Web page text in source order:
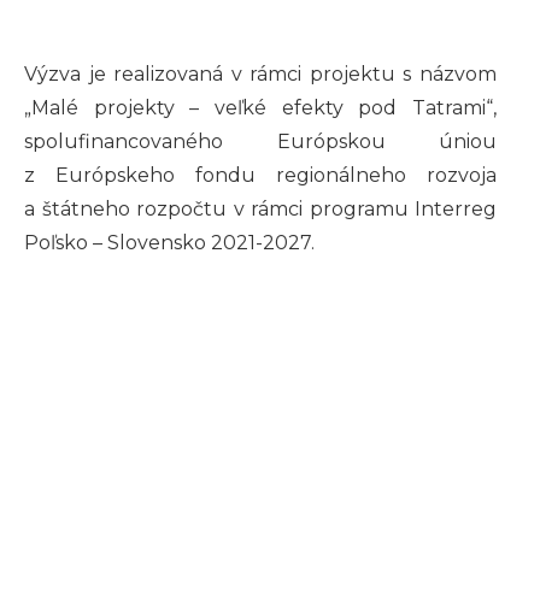
Výzva je realizovaná v rámci projektu s názvom
„Malé projekty – veľké efekty pod Tatrami“,
spolufinancovaného Európskou úniou
z Európskeho fondu regionálneho rozvoja
a štátneho rozpočtu v rámci programu Interreg
Poľsko – Slovensko 2021-2027.